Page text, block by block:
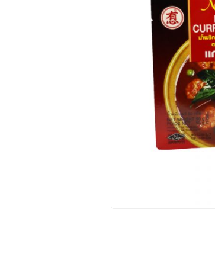
Indonesia